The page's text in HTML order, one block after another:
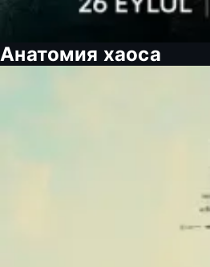
Анатомия хаоса